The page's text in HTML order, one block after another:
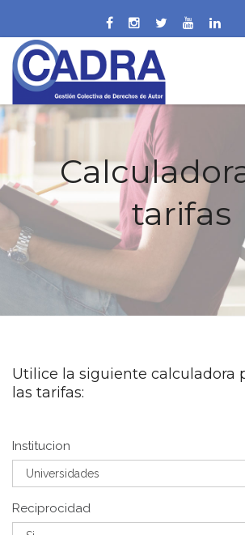
tarifas
Utilice la siguiente calculadora
las tarifas:
Institucion
Reciprocidad